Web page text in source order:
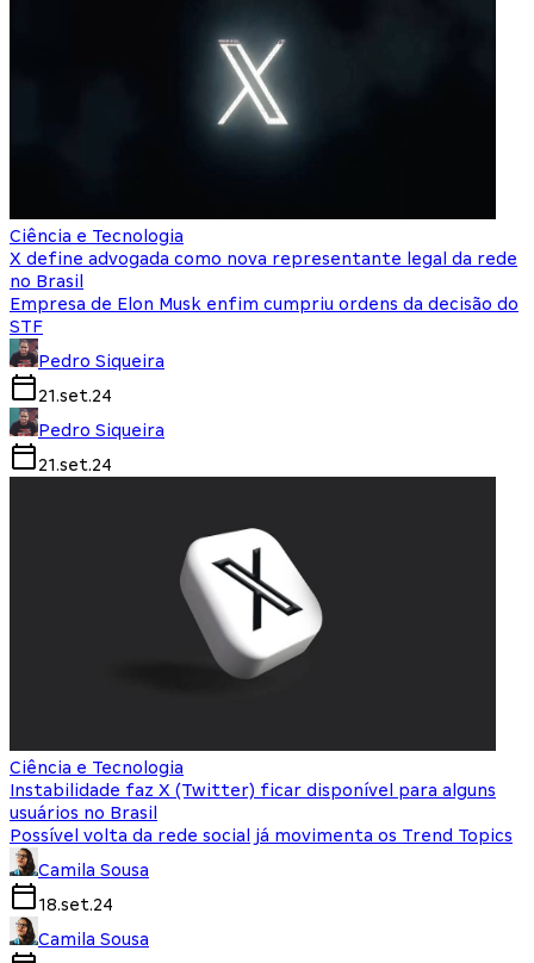
Ciência e Tecnologia
X define advogada como nova representante legal da rede
no Brasil
Empresa de Elon Musk enfim cumpriu ordens da decisão do
STF
Pedro Siqueira
21.set.24
Pedro Siqueira
21.set.24
Ciência e Tecnologia
Instabilidade faz X (Twitter) ficar disponível para alguns
usuários no Brasil
Possível volta da rede social já movimenta os Trend Topics
Camila Sousa
18.set.24
Camila Sousa